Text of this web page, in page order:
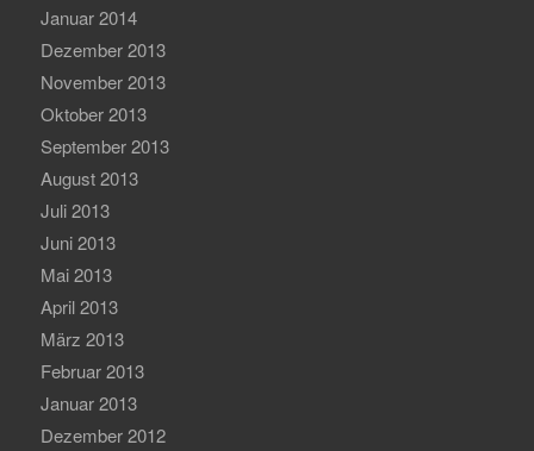
Januar 2014
Dezember 2013
November 2013
Oktober 2013
September 2013
August 2013
Juli 2013
Juni 2013
Mai 2013
April 2013
März 2013
Februar 2013
Januar 2013
Dezember 2012